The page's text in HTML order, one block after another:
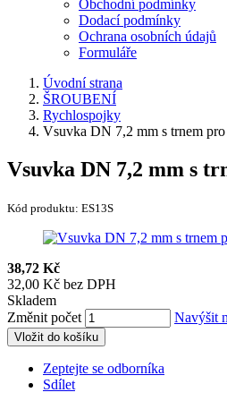
Obchodní podmínky
Dodací podmínky
Ochrana osobních údajů
Formuláře
Úvodní strana
ŠROUBENÍ
Rychlospojky
Vsuvka DN 7,2 mm s trnem
Vsuvka DN 7,2 mm s
Kód produktu: ES13S
38,72 Kč
32,00 Kč bez DPH
Skladem
Změnit počet
Navýšit
Vložit do košíku
Zeptejte se odborníka
Sdílet